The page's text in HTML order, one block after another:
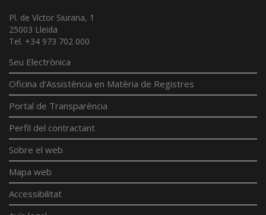
Pl. de Víctor Siurana, 1
25003 Lleida
Tel. +34 973 702 000
Seu Electrònica
Oficina d'Assistència en Matèria de Registres
Portal de Transparència
Perfil del contractant
Sobre el web
Mapa web
Accessibilitat